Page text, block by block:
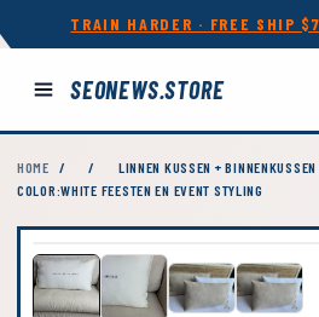
TRAIN HARDER · FREE SHIP
SEONEWS.STORE
HOME / /
LINNEN KUSSEN +
COLOR:WHITE FEESTEN EN EVENT STYLING